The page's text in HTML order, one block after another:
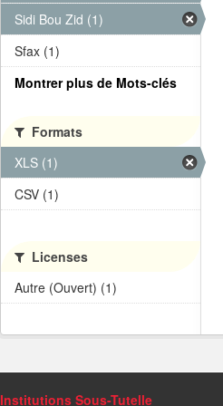
Sidi Bou Zid (1)
Sfax (1)
Montrer plus de Mots-clés
Formats
XLS (1)
CSV (1)
Licenses
Autre (Ouvert) (1)
Institutions Sous-Tutelle